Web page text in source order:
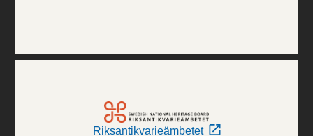
Riksantikvarieämbetet